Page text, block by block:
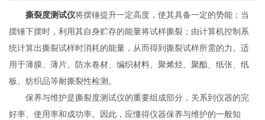
撕裂度测试仪将摆锤提升一定高度，使其具备一定的势能；当
摆锤下摆时，利用其自身贮存的能量将试样撕裂；由计算机控制系
统计算出撕裂试样时消耗的能量，从而得到撕裂试样所需的力。适
用于薄膜、薄片、防水卷材、编织材料、聚烯烃、聚酯、纸张、纸
板、纺织品等耐撕裂性检测。
保养与维护是撕裂度测试仪的重要组成部分，关系到仪器的完
好率、使用率和成功率。因此，应懂得仪器保养与维护的一般知